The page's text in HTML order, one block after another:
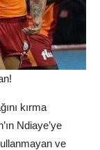
kırma
Ndiaye’ye
ve